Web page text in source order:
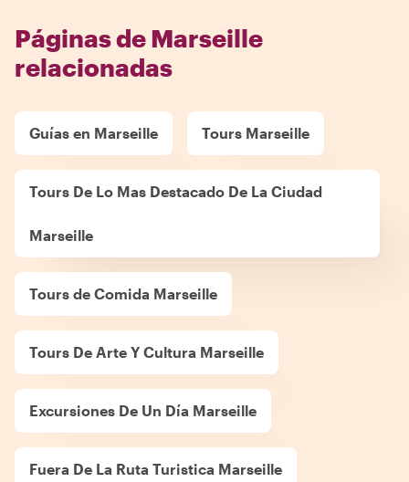
Páginas de Marseille
relacionadas
Guías en Marseille Tours Marseille
Tours De Lo Mas Destacado De La Ciudad
Marseille
Tours de Comida Marseille
Tours De Arte Y Cultura Marseille
Excursiones De Un Día Marseille
Fuera De La Ruta Turistica Marseille